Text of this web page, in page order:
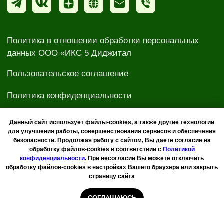
Данный сайт использует файлы-cookies, а также другие технологии
для улучшения работы, совершенствования сервисов и обеспечения
безопасности. Продолжая работу с сайтом, Вы даете согласие на
обработку файлов-cookies в соответствии с Политикой
конфиденциальности. При несогласии Вы можете отключить
обработку файлов-cookies в настройках Вашего браузера или закрыть
страницу сайта